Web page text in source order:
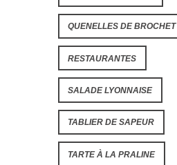
QUENELLES DE BROCHET
RESTAURANTES
SALADE LYONNAISE
TABLIER DE SAPEUR
TARTE À LA PRALINE